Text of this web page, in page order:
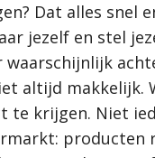
Dat alles snel
jezelf en stel
waarschijnlijk
altijd makkelijk.
krijgen. Niet
producten